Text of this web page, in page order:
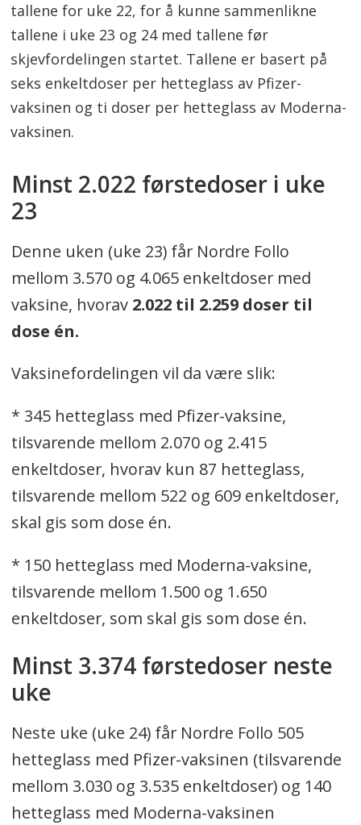
tallene for uke 22, for å kunne sammenlikne
tallene i uke 23 og 24 med tallene før
skjevfordelingen startet. Tallene er basert på
seks enkeltdoser per hetteglass av Pfizer-
vaksinen og ti doser per hetteglass av Moderna-
vaksinen.
Minst 2.022 førstedoser i uke
23
Denne uken (uke 23) får Nordre Follo
mellom 3.570 og 4.065 enkeltdoser med
vaksine, hvorav2.022 til 2.259 doser til
dose én.
Vaksinefordelingen vil da være slik:
* 345 hetteglass med Pfizer-vaksine,
tilsvarende mellom 2.070 og 2.415
enkeltdoser, hvorav kun 87 hetteglass,
tilsvarende mellom 522 og 609 enkeltdoser,
skal gis som dose én.
* 150 hetteglass med Moderna-vaksine,
tilsvarende mellom 1.500 og 1.650
enkeltdoser, som skal gis som dose én.
Minst 3.374 førstedoser neste
uke
Neste uke (uke 24) får Nordre Follo 505
hetteglass med Pfizer-vaksinen (tilsvarende
mellom 3.030 og 3.535 enkeltdoser) og 140
hetteglass med Moderna-vaksinen